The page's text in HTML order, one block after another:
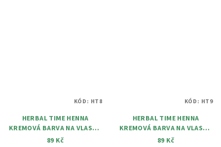
HERBAL TIME HENNA
KREMOVÁ BARVA NA VLASY 8
Ohnivě červena 75 ml
89 Kč
KÓD: HT8
HERBAL TIME HENNA
KREMOVÁ BARVA NA VLASY 9
Lilek 75 ml
89 Kč
KÓD: HT9